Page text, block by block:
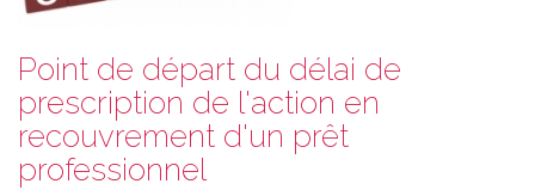
Point de départ du délai de
prescription de l'action en
recouvrement d'un prêt
professionnel